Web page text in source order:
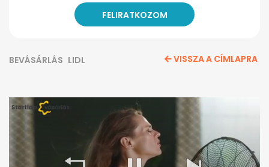
BEVÁSÁRLÁS LIDL VISSZA A CÍMLAPRA